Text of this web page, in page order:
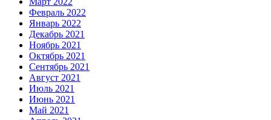
Февраль 2022
Январь 2022
Декабрь 2021
Ноябрь 2021
Октябрь 2021
Сентябрь 2021
Август 2021
Июль 2021
Июнь 2021
Май 2021